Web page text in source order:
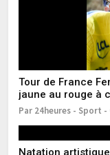
Tour de France
jaune au rouge à
Par 24heures - Sport -
Natation